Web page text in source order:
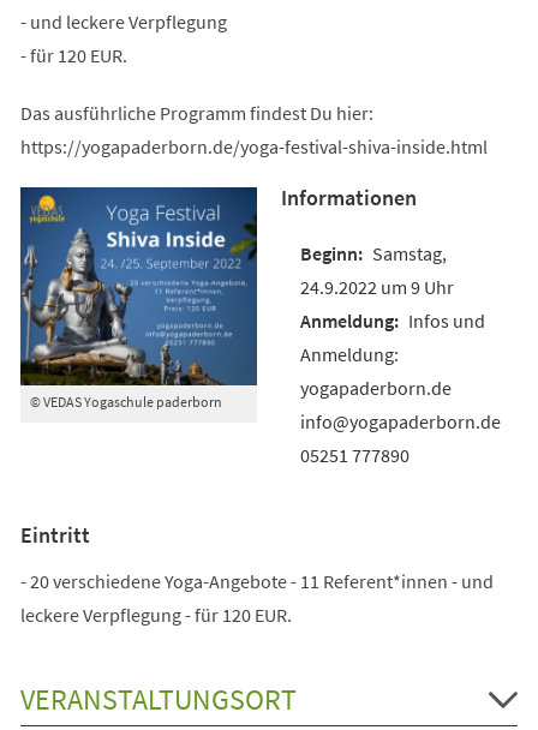
- und leckere Verpflegung
- für 120 EUR.
Das ausführliche Programm findest Du hier:
https://yogapaderborn.de/yoga-festival-shiva-inside.html
© VEDAS Yogaschule paderborn
Informationen
Samstag,
24.9.2022 um 9 Uhr
Infos und
Anmeldung:
yogapaderborn.de
info@yogapaderborn.de
05251 777890
Eintritt
- 20 verschiedene Yoga-Angebote - 11 Referent*innen - und
leckere Verpflegung - für 120 EUR.
VERANSTALTUNGSORT